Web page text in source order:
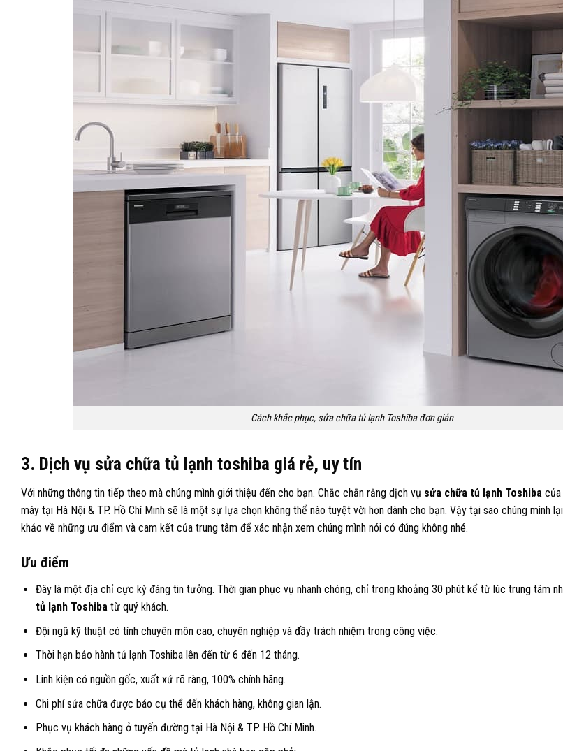
Cách khắc phục, sửa chữa tủ lạnh Toshiba đơn giản
3. Dịch vụ sửa chữa tủ lạnh toshiba giá rẻ, uy tín
Với những thông tin tiếp theo mà chúng mình giới thiệu đến cho bạn. Chắc chắn rằng dịch vụ sửa chữa tủ lạnh Toshiba của
máy tại Hà Nội & TP. Hồ Chí Minh sẽ là một sự lựa chọn không thể nào tuyệt vời hơn dành cho bạn. Vậy tại sao chúng mình
khảo về những ưu điểm và cam kết của trung tâm để xác nhận xem chúng mình nói có đúng không nhé.
Ưu điểm
Đây là một địa chỉ cực kỳ đáng tin tưởng. Thời gian phục vụ nhanh chóng, chỉ trong khoảng 30 phút kể từ lúc trung tâm
tủ lạnh Toshibatừ quý khách.
Đội ngũ kỹ thuật có tính chuyên môn cao, chuyên nghiệp và đầy trách nhiệm trong công việc.
Thời hạn bảo hành tủ lạnh Toshiba lên đến từ 6 đến 12 tháng.
Linh kiện có nguồn gốc, xuất xứ rõ ràng, 100% chính hãng.
Chi phí sửa chữa được báo cụ thể đến khách hàng, không gian lận.
Phục vụ khách hàng ở tuyến đường tại Hà Nội & TP. Hồ Chí Minh.